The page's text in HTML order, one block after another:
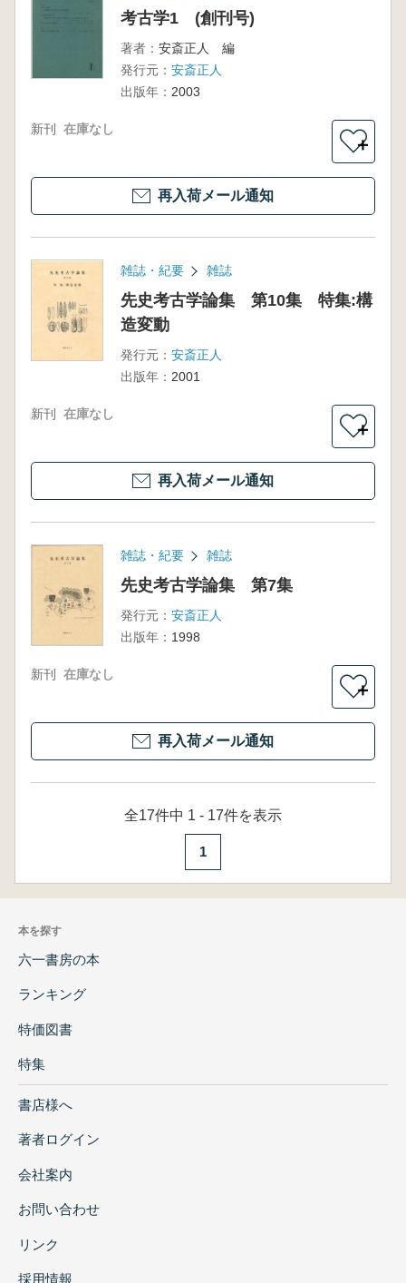
考古学1 (創刊号)
著者： 安斎正人 編
発行元： 安斎正人
出版年： 2003
新刊 在庫なし
＋
再入荷メール通知
雑誌・紀要 雑誌
先史考古学論集 第10集 特集:構
造変動
発行元： 安斎正人
出版年： 2001
新刊 在庫なし
＋
再入荷メール通知
雑誌・紀要 雑誌
先史考古学論集 第7集
発行元： 安斎正人
出版年： 1998
新刊 在庫なし
＋
再入荷メール通知
全17件中 1 - 17件を表示
1
本を探す
六一書房の本
ランキング
特価図書
特集
書店様へ
著者ログイン
会社案内
お問い合わせ
リンク
採用情報